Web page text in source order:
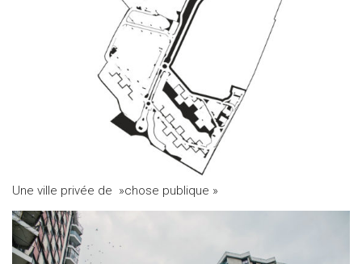
Une ville privée de »chose publique »